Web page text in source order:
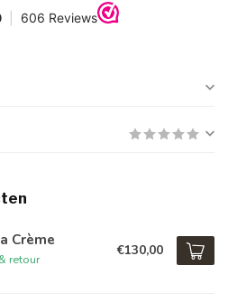
Crème
retour
€130,00